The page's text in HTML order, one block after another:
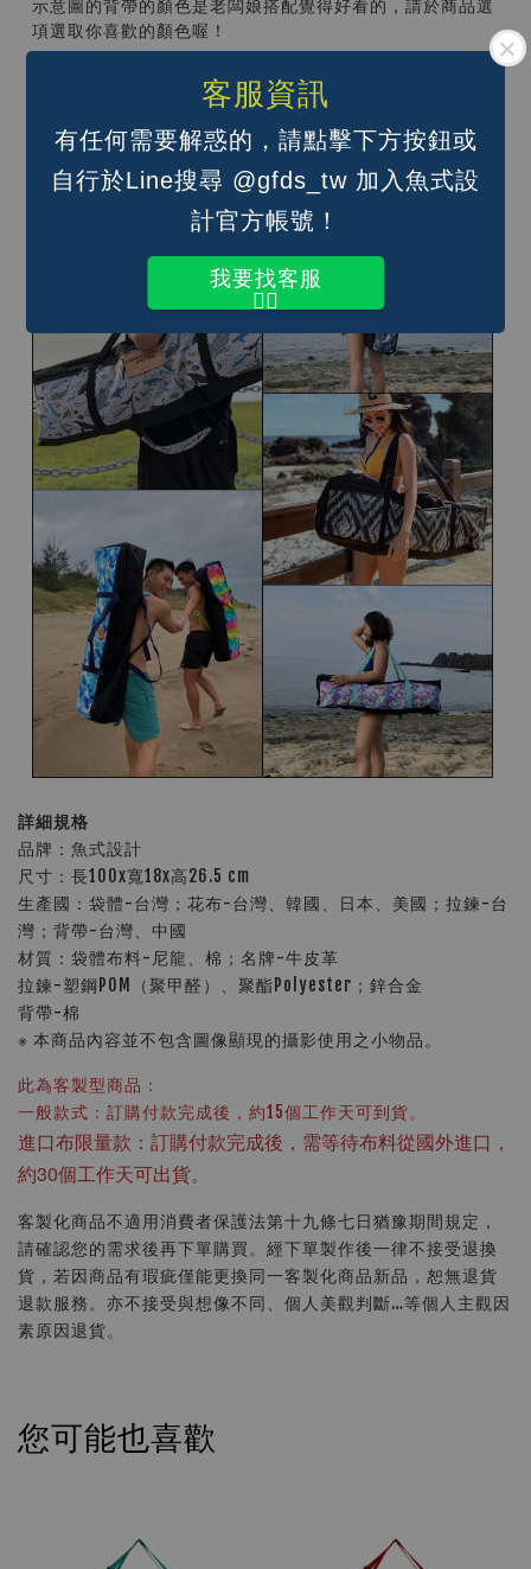
客服資訊
有任何需要解惑的，請點擊下方按鈕或
自行於Line搜尋 @gfds_tw 加入魚式設
計官方帳號！
我要找客服
👆🏽
示意圖的背帶的顏色是老闆娘搭配覺得好看的，請於商品選
項選取你喜歡的顏色喔！
條喔）；
手提（單肩背帶調到最短即可）
詳細規格
品牌：魚式設計
尺寸：長100x寬18x高26.5 cm
生產國：袋體-台灣；花布-台灣、韓國、日本、美國；拉鍊-台
灣；背帶-台灣、中國
材質：袋體布料-尼龍、棉；名牌-牛皮革
拉鍊-塑鋼POM（聚甲醛）、聚酯Polyester；鋅合金
背帶-棉
※ 本商品內容並不包含圖像顯現的攝影使用之小物品。
此為客製型商品：
一般款式：訂購付款完成後，約15個工作天可到貨。
進口布限量款：訂購付款完成後，需等待布料從國外進口，
約30個工作天可出貨。
客製化商品不適用消費者保護法第十九條七日猶豫期間規定，
請確認您的需求後再下單購買。經下單製作後一律不接受退換
貨，若因商品有瑕疵僅能更換同一客製化商品新品，恕無退貨
退款服務。亦不接受與想像不同、個人美觀判斷…等個人主觀因
素原因退貨。
您可能也喜歡